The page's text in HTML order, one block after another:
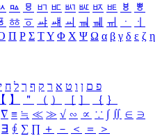
ㅰ ㅱ ㅲ ㅳ ㅴ ㅵ ㅶ ㅷ ㅸ
ㅹ
ㆅ ㆆ ㆇ ㆈ ㆉ ㆊ ㆋ ㆌ ㆍ
ㆎ
Π Ρ Σ ΤΥ Φ Χ Ψ Ω α β γ δ ε ζ η
פ ם ן ו ט א ר ק ף ך ל ח י
【 】 ＂ （ ） ［ ］ ｛ ｝
∇ ≡ ≒ ≪ ≫ √ ∽ ∝ ∵ ∫ ∬ ∈ ∋
∃ ∮ ∑ ∏ ＋ － ＜ ＝
＞